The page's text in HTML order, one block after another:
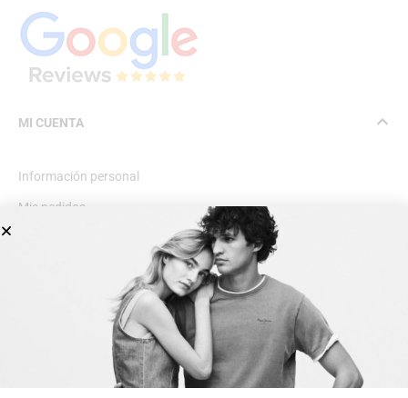
MI CUENTA
Información personal
Mis pedidos
INFORMACIÓN GENERAL